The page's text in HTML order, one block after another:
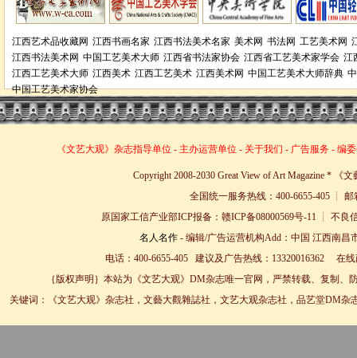
江西艺术品收藏网 江西书画名家 江西书法美术名家 美术网 书法网 工艺美术网
江西书法美术网 中国工艺美术大师 江西省书法家协会 江西省工艺美术家学会 江
江西工艺美术大师 江西美术 江西工艺美术 江西美术网 中国工艺美术大师辞典
中国工艺美术家协会
《文艺大观》杂志指导单位 - 主办运营单位 - 关于我们 - 广告服务 - 编
Copyright 2008-2030 Great View of Art Magazine * 《
全国统一服务热线：400-6655-405 ┊ 邮
原国家工信产业部ICP报备：赣ICP备08000569号-11 ┊ 不
名人名作- 编辑/广告运营机构Add：中国 江西南昌
电话：400-6655-405 建议及广告热线：13320016362 在
｛版权声明｝本站为《文艺大观》DM杂志唯一官网，严禁转载、复制
关键词：《文艺大观》杂志社，文藝大觀雜誌社，文艺大观杂志社，品艺堂DM